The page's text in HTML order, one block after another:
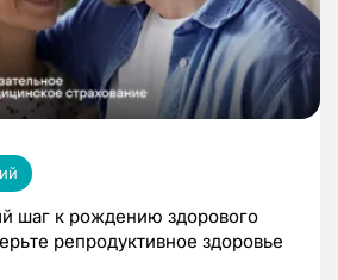
шаг к рождению здорового
репродуктивное здоровье